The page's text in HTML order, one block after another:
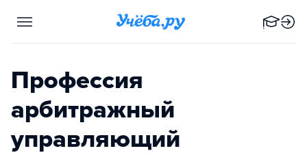
Профессия
арбитражный
управляющий